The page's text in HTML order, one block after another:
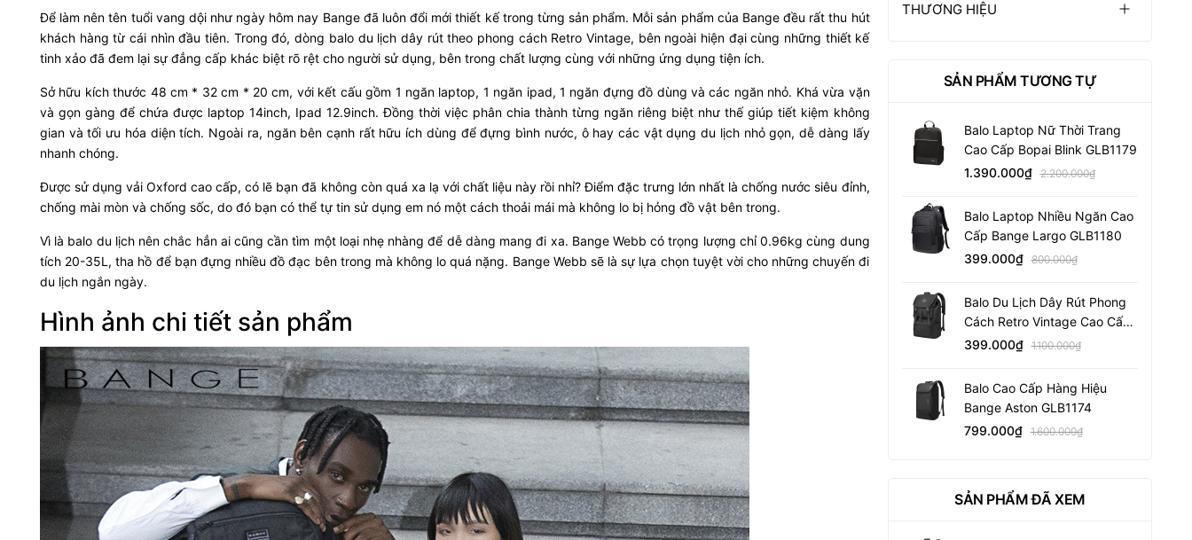
Để làm nên tên tuổi vang dội như ngày hôm nay Bange đã luôn đổi mới thiết kế trong từng sản phẩm. Mỗi sản phẩm của Bange đều rất thu hút
khách hàng từ cái nhìn đầu tiên. Trong đó, dòng balo du lịch dây rút theo phong cách Retro Vintage, bên ngoài hiện đại cùng những thiết kế
tinh xảo đã đem lại sự đẳng cấp khác biệt rõ rệt cho người sử dụng, bên trong chất lượng cùng với những ứng dụng tiện ích.
Sở hữu kích thước 48 cm * 32 cm * 20 cm, với kết cấu gồm 1 ngăn laptop, 1 ngăn ipad, 1 ngăn đựng đồ dùng và các ngăn nhỏ. Khá vừa vặn
và gọn gàng để chứa được laptop 14inch, Ipad 12.9inch. Đồng thời việc phân chia thành từng ngăn riêng biệt như thế giúp tiết kiệm không
gian và tối ưu hóa diện tích. Ngoài ra, ngăn bên cạnh rất hữu ích dùng để đựng bình nước, ô hay các vật dụng du lịch nhỏ gọn, dễ dàng lấy
nhanh chóng.
Được sử dụng vải Oxford cao cấp, có lẽ bạn đã không còn quá xa lạ với chất liệu này rồi nhỉ? Điểm đặc trưng lớn nhất là chống nước siêu đỉnh,
chống mài mòn và chống sốc, do đó bạn có thể tự tin sử dụng em nó một cách thoải mái mà không lo bị hỏng đồ vật bên trong.
Vì là balo du lịch nên chắc hẳn ai cũng cần tìm một loại nhẹ nhàng để dễ dàng mang đi xa. Bange Webb có trọng lượng chỉ 0.96kg cùng dung
tích 20-35L, tha hồ để bạn đựng nhiều đồ đạc bên trong mà không lo quá nặng. Bange Webb sẽ là sự lựa chọn tuyệt vời cho những chuyến đi
du lịch ngắn ngày.
Hình ảnh chi tiết sản phẩm
THƯƠNG HIỆU
SẢN PHẨM TƯƠNG TỰ
Balo Laptop Nữ Thời Trang
Cao Cấp Bopai Blink GLB1179
1.390.000₫ 2.200.000₫
Balo Laptop Nhiều Ngăn Cao
Cấp Bange Largo GLB1180
399.000₫ 800.000₫
Balo Du Lịch Dây Rút Phong
Cách Retro Vintage Cao Cấp
Bange Webb GLB1176
399.000₫ 1.100.000₫
Balo Cao Cấp Hàng Hiệu
Bange Aston GLB1174
799.000₫ 1.600.000₫
SẢN PHẨM ĐÃ XEM